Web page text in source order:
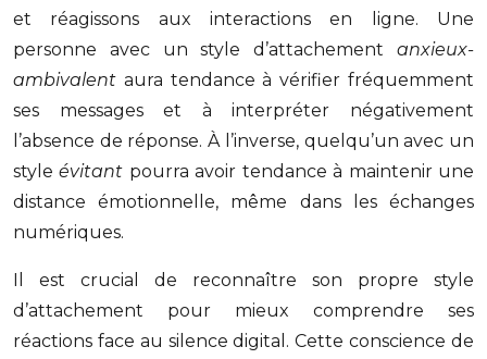
et réagissons aux interactions en ligne. Une
personne avec un style d’attachement anxieux-
ambivalent aura tendance à vérifier fréquemment
ses messages et à interpréter négativement
l’absence de réponse. À l’inverse, quelqu’un avec un
styleévitant pourra avoir tendance à maintenir une
distance émotionnelle, même dans les échanges
numériques.
Il est crucial de reconnaître son propre style
d’attachement pour mieux comprendre ses
réactions face au silence digital. Cette conscience de